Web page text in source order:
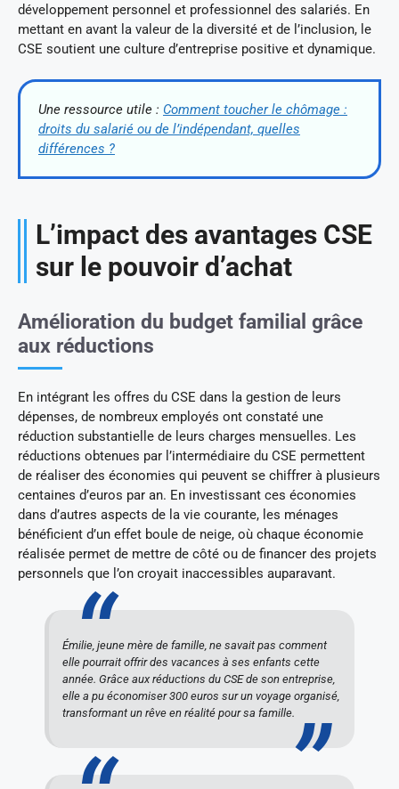
développement personnel et professionnel des salariés. En
mettant en avant la valeur de la diversité et de l’inclusion, le
CSE soutient une culture d’entreprise positive et dynamique.
Une ressource utile : Comment toucher le chômage :
droits du salarié ou de l’indépendant, quelles
différences ?
L’impact des avantages CSE
sur le pouvoir d’achat
Amélioration du budget familial grâce
aux réductions
En intégrant les offres du CSE dans la gestion de leurs
dépenses, de nombreux employés ont constaté une
réduction substantielle de leurs charges mensuelles. Les
réductions obtenues par l’intermédiaire du CSE permettent
de réaliser des économies qui peuvent se chiffrer à plusieurs
centaines d’euros par an. En investissant ces économies
dans d’autres aspects de la vie courante, les ménages
bénéficient d’un effet boule de neige, où chaque économie
réalisée permet de mettre de côté ou de financer des projets
personnels que l’on croyait inaccessibles auparavant.
Émilie, jeune mère de famille, ne savait pas comment
elle pourrait offrir des vacances à ses enfants cette
année. Grâce aux réductions du CSE de son entreprise,
elle a pu économiser 300 euros sur un voyage organisé,
transformant un rêve en réalité pour sa famille.